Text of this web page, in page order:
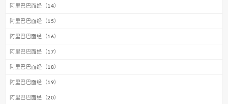
阿里巴巴面经（14）
阿里巴巴面经（15）
阿里巴巴面经（16）
阿里巴巴面经（17）
阿里巴巴面经（18）
阿里巴巴面经（19）
阿里巴巴面经（20）